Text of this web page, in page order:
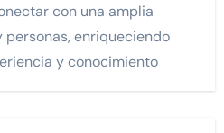
con una amplia
enriqueciendo
y conocimiento